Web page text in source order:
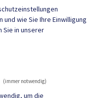
wie Sie Ihre Einwilligung
in unserer
(immer notwendig)
um die